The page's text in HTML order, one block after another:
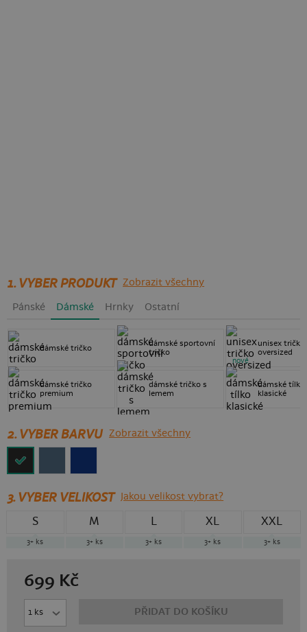
1. VYBER PRODUKT Zobrazit všechny
Pánské Dámské Hrnky Ostatní
dámské tričko
dámské tričko
premium
dámské sportovní
tričko
dámské tričko s
lemem
unisex tričko
oversized
nové
dámské tílko
klasické
2. VYBER BARVU Zobrazit všechny
3.VYBER VELIKOST Jakou velikost vybrat?
S
3+ ks
M
3+ ks
L
3+ ks
XL
3+ ks
XXL
3+ ks
699 Kč
PŘIDAT DO KOŠÍKU